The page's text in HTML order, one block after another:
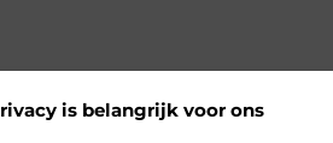
is belangrijk voor ons